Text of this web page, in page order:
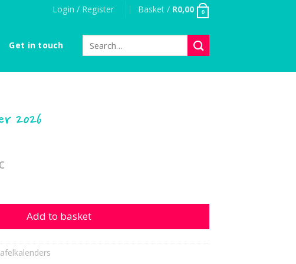
Login / Register Basket / R0,00 0
Get in touch
for:
2026
quantity
Add to basket